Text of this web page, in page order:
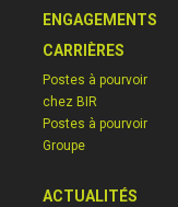
ENGAGEMENTS
CARRIÈRES
Postes à pourvoir
chez BIR
Postes à pourvoir
Groupe
ACTUALITÉS